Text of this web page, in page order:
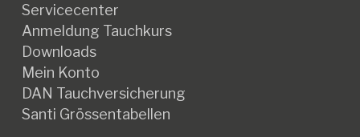
Servicecenter
Anmeldung Tauchkurs
Downloads
Mein Konto
DAN Tauchversicherung
Santi Grössentabellen